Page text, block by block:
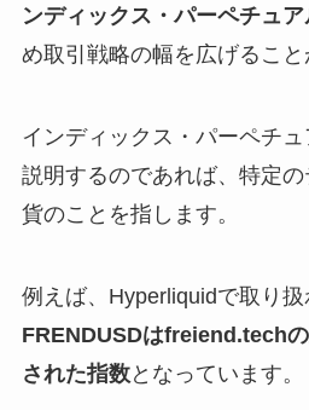
ンディックス・パーペチュ
め取引戦略の幅を広げること
インディックス・パーペチ
説明するのであれば、特定
貨のことを指します。
例えば、Hyperliquidで取り扱
FRENDUSDはfreiend.tech
された指数となっています。